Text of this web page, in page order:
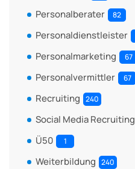
Personalberater 82
Personaldienstleister
Personalmarketing 67
Personalvermittler 67
Recruiting 240
Social Media Recruiting
Ü50 1
Weiterbildung 240